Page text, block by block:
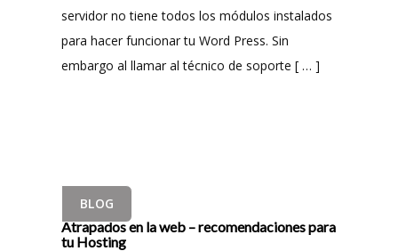
servidor no tiene todos los módulos instalados
para hacer funcionar tu Word Press. Sin
embargo al llamar al técnico de soporte [ … ]
BLOG
Atrapados en la web – recomendaciones para
tu Hosting